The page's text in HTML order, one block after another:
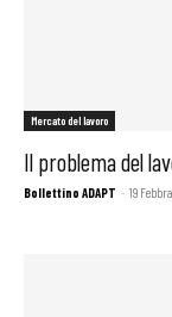
Mercato del lavoro
Il problema del
Bollettino ADAPT - 19